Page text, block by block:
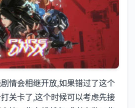
情会相继开放,如果错过了这个
关卡了,这个时候可以考虑先接